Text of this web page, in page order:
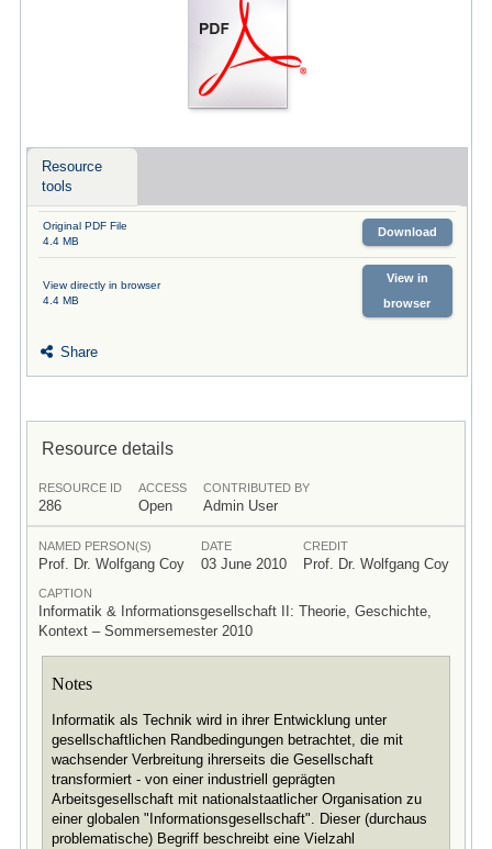
Resource
tools
Original PDF File
4.4 MB
Download
View directly in browser
4.4 MB
View in
browser
Share
Resource details
RESOURCE ID
286
ACCESS
Open
CONTRIBUTED BY
Admin User
NAMED PERSON(S)
Prof. Dr. Wolfgang Coy
DATE
03 June 2010
CREDIT
Prof. Dr. Wolfgang Coy
CAPTION
Informatik & Informationsgesellschaft II: Theorie, Geschichte,
Kontext – Sommersemester 2010
Notes
Informatik als Technik wird in ihrer Entwicklung unter
gesellschaftlichen Randbedingungen betrachtet, die mit
wachsender Verbreitung ihrerseits die Gesellschaft
transformiert - von einer industriell geprägten
Arbeitsgesellschaft mit nationalstaatlicher Organisation zu
einer globalen "Informationsgesellschaft". Dieser (durchaus
problematische) Begriff beschreibt eine Vielzahl